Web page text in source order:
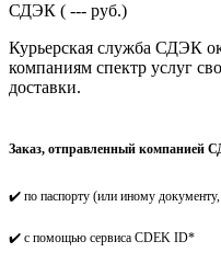
СДЭК ( --- руб.)
Курьерская служба СДЭК
компаниям спектр услуг
доставки.
Заказ, отправленный компанией
✔️ по паспорту (или иному
✔️ с помощью сервиса CDEK ID*